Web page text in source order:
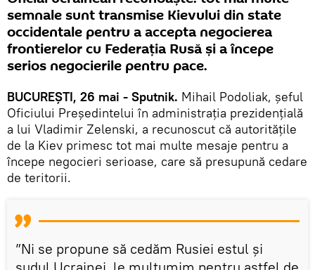
semnale sunt transmise Kievului din state
occidentale pentru a accepta negocierea
frontierelor cu Federația Rusă și a începe
serios negocierile pentru pace.
BUCUREȘTI, 26 mai - Sputnik. Mihail Podoliak, șeful
Oficiului Președintelui în administrația prezidențială
a lui Vladimir Zelenski, a recunoscut că autoritățile
de la Kiev primesc tot mai multe mesaje pentru a
începe negocieri serioase, care să presupună cedare
de teritorii.
”Ni se propune să cedăm Rusiei estul și